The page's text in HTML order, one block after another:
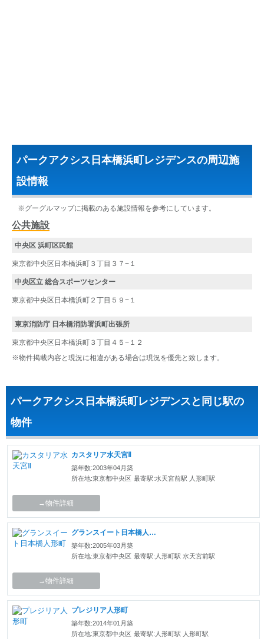
パークアクシス日本橋浜町レジデンスの周辺施
設情報
※グーグルマップに掲載のある施設情報を参考にしています。
公共施設
中央区 浜町区民館
東京都中央区日本橋浜町３丁目３７−１
中央区立 総合スポーツセンター
東京都中央区日本橋浜町２丁目５９−１
東京消防庁 日本橋消防署浜町出張所
東京都中央区日本橋浜町３丁目４５−１２
※物件掲載内容と現況に相違がある場合は現況を優先と致します。
パークアクシス日本橋浜町レジデンスと同じ駅の
物件
カスタリア水天宮Ⅱ
築年数:2003年04月築
所在地:東京都中央区 最寄駅:水天宮前駅 人形町駅
→物件詳細
グランスイート日本橋人形町
築年数:2005年03月築
所在地:東京都中央区 最寄駅:人形町駅 水天宮前駅
→物件詳細
プレジリア人形町
築年数:2014年01月築
所在地:東京都中央区 最寄駅:人形町駅 人形町駅